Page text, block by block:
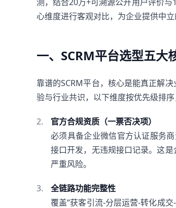
心维度进行客观对比，为企业提供中立
一、SCRM平台选型五大
靠谱的SCRM平台，核心是能真正解
验与行业共识，以下维度按优先级排序
官方合规资质（一票否决项）
必须具备企业微信官方认证服务
接口开发，无违规接口记录。这
严重风险。
全链路功能完整性
覆盖“获客引流-分层运营-转化成